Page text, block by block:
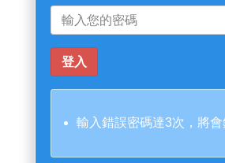
輸入錯誤密碼達3次，將會